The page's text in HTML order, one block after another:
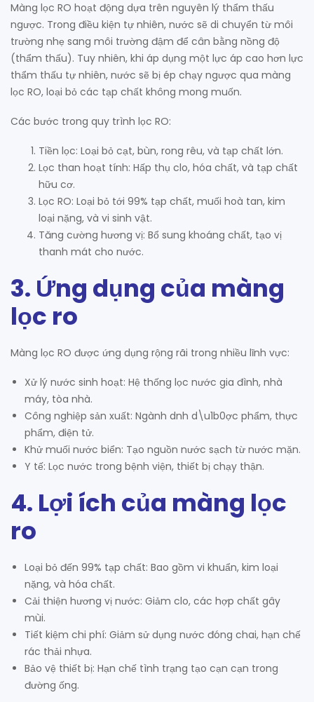
Màng lọc RO hoạt động dựa trên nguyên lý thẩm thấu
ngược. Trong điều kiện tự nhiên, nước sẽ di chuyển từ môi
trường nhẹ sang môi trường đậm để cân bằng nồng độ
(thẩm thấu). Tuy nhiên, khi áp dụng một lực áp cao hơn lực
thẩm thấu tự nhiên, nước sẽ bị ép chạy ngược qua màng
lọc RO, loại bỏ các tạp chất không mong muốn.
Các bước trong quy trình lọc RO:
Tiền lọc: Loại bỏ cạt, bùn, rong rêu, và tạp chất lớn.
Lọc than hoạt tính: Hấp thụ clo, hóa chất, và tạp chất
hữu cơ.
Lọc RO: Loại bỏ tới 99% tạp chất, muối hoà tan, kim
loại nặng, và vi sinh vật.
Tăng cường hương vị: Bổ sung khoáng chất, tạo vị
thanh mát cho nước.
3. Ứng dụng của màng
lọc ro
Màng lọc RO được ứng dụng rộng rãi trong nhiều lĩnh vực:
Xử lý nước sinh hoạt: Hệ thống lọc nước gia đình, nhà
máy, tòa nhà.
Công nghiệp sản xuất: Ngành dnh d\u1b0ợc phẩm, thực
phẩm, điện tử.
Khử muối nước biển: Tạo nguồn nước sạch từ nước mặn.
Y tế: Lọc nước trong bệnh viện, thiết bị chạy thận.
4. Lợi ích của màng lọc
ro
Loại bỏ đến 99% tạp chất: Bao gồm vi khuẩn, kim loại
nặng, và hóa chất.
Cải thiện hương vị nước: Giảm clo, các hợp chất gây
mùi.
Tiết kiệm chi phí: Giảm sử dụng nước đóng chai, hạn chế
rác thải nhựa.
Bảo vệ thiết bị: Hạn chế tình trạng tạo cạn cạn trong
đường ống.